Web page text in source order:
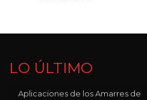
LO ÚLTIMO
Aplicaciones de los Amarres de